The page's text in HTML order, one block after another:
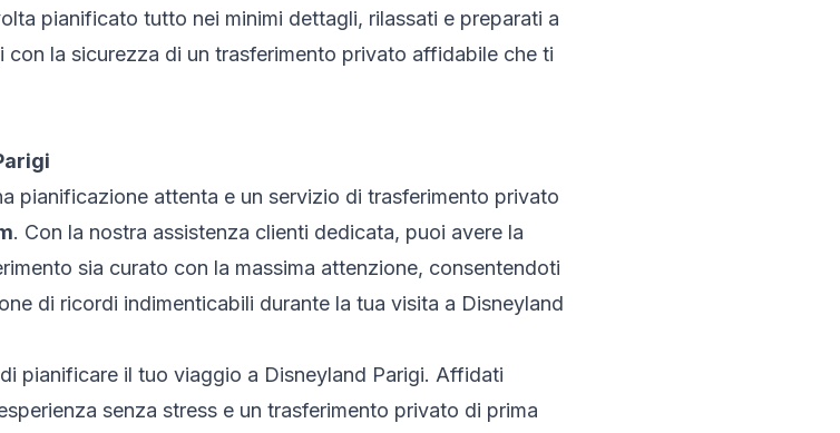
pianificato tutto nei minimi dettagli, rilassati e preparati a
con la sicurezza di un trasferimento privato affidabile che ti
pianificazione attenta e un servizio di trasferimento privato
. Con la nostra assistenza clienti dedicata, puoi avere la
sia curato con la massima attenzione, consentendoti
di ricordi indimenticabili durante la tua visita a Disneyland
pianificare il tuo viaggio a Disneyland Parigi. Affidati
senza stress e un trasferimento privato di prima